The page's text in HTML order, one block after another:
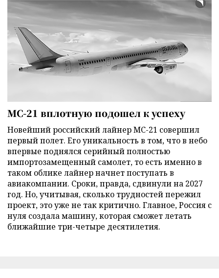
МС-21 вплотную подошел к успеху
Новейший российский лайнер МС-21 совершил
первый полет. Его уникальность в том, что в небо
впервые поднялся серийный полностью
импортозамещенный самолет, то есть именно в
таком облике лайнер начнет поступать в
авиакомпании. Сроки, правда, сдвинули на 2027
год. Но, учитывая, сколько трудностей пережил
проект, это уже не так критично. Главное, Россия с
нуля создала машину, которая сможет летать
ближайшие три-четыре десятилетия.